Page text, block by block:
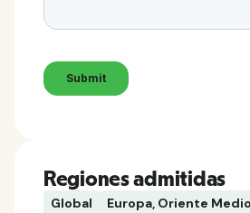
Regiones admitidas
Global
Europa, Oriente